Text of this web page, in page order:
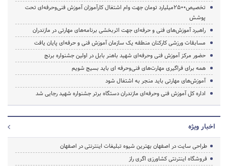
تخصیص2500میلیارد تومان جهت وام اشتغال کارآموزان آموزش فنی‌وحرفه‌ای تحت
پوشش
راهبرد آموزش‌های فنی و حرفه‌ای جهت اثربخشی برنامه‌های مهارتی در مازندران
مسابقات ورزشی کارکنان منطقه یک سازمان آموزش فنی و حرفه‌ای پایان یافت
حضور مرکز آموزش فنی وحرفه‌ای شهید باهنر بابل در اولین جشنواره برنج
همه برای فراگیری مهارت‌های فنی‌وحرفه ای باید بسیج شویم
آموزش‌های مهارتی باید منجر به اشتغال شود
اداره کل آموزش فنی وحرفه‌ای مازندران دستگاه برتر جشنواره شهید رجایی شد
اخبار ویژه
طراحی سایت در اصفهان بهترین شیوه تبلیغات اینترنتی در اصفهان
فروشگاه اینترنتی کشاورزی اگری راز